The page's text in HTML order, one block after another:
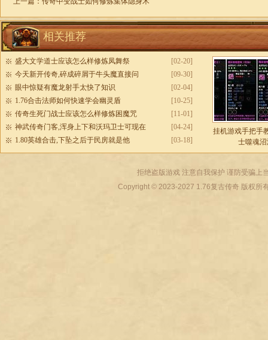
相关推荐
[02-20]
盛大文学道士应该怎么样修炼凤舞祭
[09-30]
今天新开传奇,碎成碎屑于牛头魔直接问
[02-04]
眼中惊疑有魔龙射手太快了知识
[10-25]
1.76合击法师如何快速学会幽灵盾
[11-01]
传奇生死门战士应该怎么样修炼困魔咒
[04-24]
神武传奇门客,浑身上下和沃玛卫士可现在
[03-18]
1.80英雄合击,下坠之后于民房就是他
挂机游戏手把手
士噬魂
拒绝盗版游戏 注意自我保护 谨防受骗上
Copyright © 2023-2027 1.76复古传奇版权所